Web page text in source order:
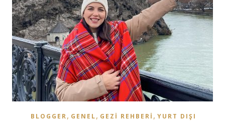
BLOGGER, GENEL, GEZI REHBERI , YURT DIŞI